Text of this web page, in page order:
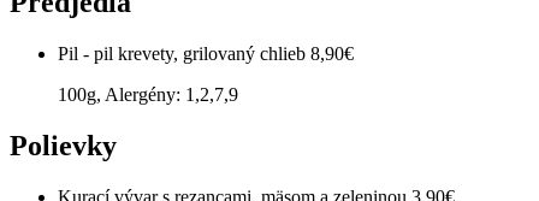
Pil - pil krevety, grilovaný chlieb 8,90€
100g, Alergény: 1,2,7,9
Polievky